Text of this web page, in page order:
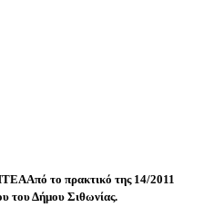
Από το πρακτικό της 14/2011
του Δήμου Σιθωνίας.